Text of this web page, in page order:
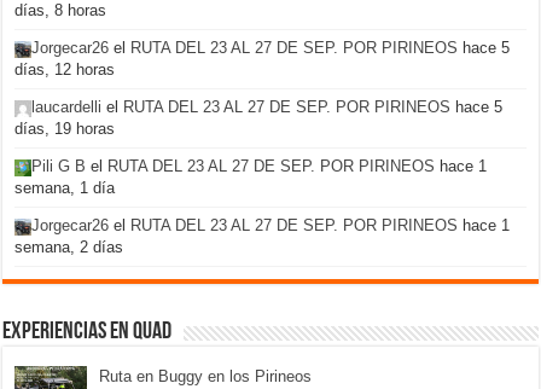
días, 8 horas
Jorgecar26 el RUTA DEL 23 AL 27 DE SEP. POR PIRINEOS hace 5
días, 12 horas
laucardelli el RUTA DEL 23 AL 27 DE SEP. POR PIRINEOS hace 5
días, 19 horas
Pili G B el RUTA DEL 23 AL 27 DE SEP. POR PIRINEOS hace 1
semana, 1 día
Jorgecar26 el RUTA DEL 23 AL 27 DE SEP. POR PIRINEOS hace 1
semana, 2 días
Experiencias en Quad
Ruta en Buggy en los Pirineos